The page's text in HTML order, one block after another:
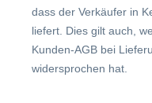
dass der Verkäufer in
liefert. Dies gilt auch,
Kunden-AGB bei
widersprochen hat.